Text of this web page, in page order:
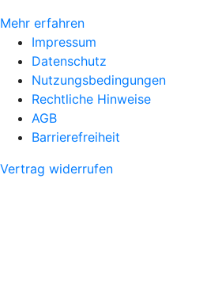
Mehr erfahren
Impressum
Datenschutz
Nutzungsbedingungen
Rechtliche Hinweise
AGB
Barrierefreiheit
Vertrag widerrufen